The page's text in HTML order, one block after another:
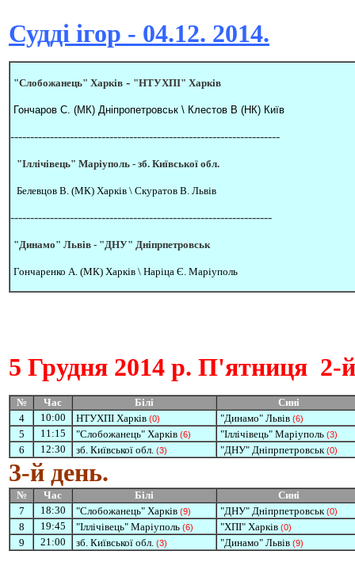
Судді ігор - 04.12. 2014.
"Слобожанець" Харків - "НТУХПІ" Харків
Гончаров С. (МК) Дніпропетровськ \ Клестов В (НК) Київ
--------------------------------------------------------------------
"Іллічівець" Маріуполь - зб. Київської обл.
Белевцов В. (МК) Харків \ Скуратов В. Львів
------------------------------------------------------------------
"Динамо" Львів - "ДНУ" Дніпрпетровськ
Гончаренко А. (МК) Харків \ Наріца Є. Маріуполь
5 Грудня 2014 р. П'ятниця 2-
№ Час Білі
Сині
4
10:00 НТУХПІ Харків (0) "Динамо" Львів (6)
5 11:15 "Слобожанець" Харків (6) "Іллічівець" Маріуполь (3)
6 12:30 зб. Київської обл. (3) "ДНУ" Дніпрпетровськ(0)
3-й день.
№ Час Білі
Сині
7
18:30 "Слобожанець" Харків (9) "ДНУ" Дніпрпетровськ(0)
8 19:45 "Іллічівець" Маріуполь (6) "ХПІ" Харків (0)
9 21:00 зб. Київської обл. (3) "Динамо" Львів (9)